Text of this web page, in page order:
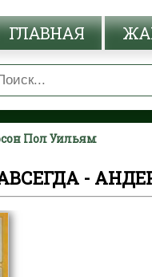
ГЛАВНАЯ
Пол Уильям
-